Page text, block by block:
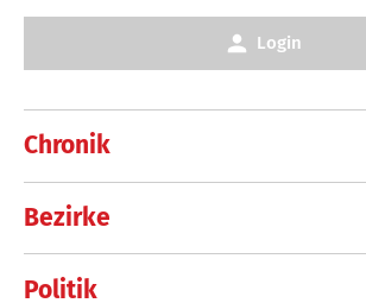
Chronik
Bezirke
Politik
Login